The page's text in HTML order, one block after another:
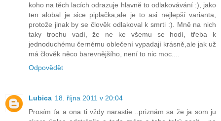
koho na těch lacích odrazuje hlavně to odlakovávání :), jako
ten alobal je sice piplačka,ale je to asi nejlepší varianta,
protože jinak by se člověk odlakoval k smrti :). Mně na nich
taky trochu vadí, že ne ke všemu se hodí, třeba k
jednoduchému černému oblečení vypadají krásně,ale jak už
má člověk něco barevnějšího, není to nic moc....
Odpovědět
Lubica 18. října 2011 v 20:04
Prosím ťa a ona ti vždy narastie ..priznám sa že ja som ju